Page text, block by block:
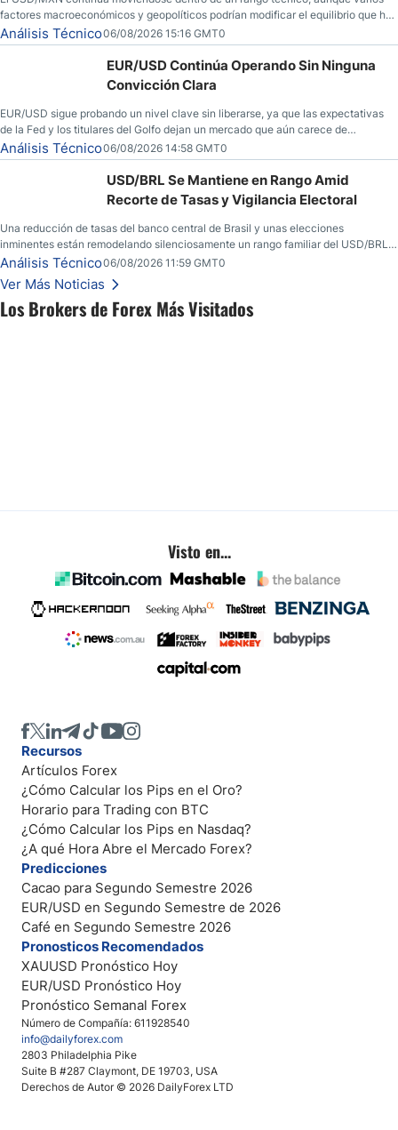
Los Brokers de Forex Más Visitados
factores macroeconómicos y geopolíticos podrían modificar el equilibrio que ha
dominado al mercado en las últimas semanas.
Análisis Técnico06/08/2026 15:16 GMT0
EUR/USD Continúa Operando Sin Ninguna
Convicción Clara
EUR/USD sigue probando un nivel clave sin liberarse, ya que las expectativas
de la Fed y los titulares del Golfo dejan un mercado que aún carece de
convicción real.
Análisis Técnico06/08/2026 14:58 GMT0
USD/BRL Se Mantiene en Rango Amid
Recorte de Tasas y Vigilancia Electoral
Una reducción de tasas del banco central de Brasil y unas elecciones
inminentes están remodelando silenciosamente un rango familiar del USD/BRL.
Una reducción de tasas por parte del banco central de Brasil y unas elecciones
inminentes están remodelando silenciosamente un rango familiar del USD/BRL.
Esto es lo que los traders están observando a continuación.
Análisis Técnico06/08/2026 11:59 GMT0
Ver Más Noticias
Visto en...
Número de Compañía: 611928540
info@dailyforex.com
2803 Philadelphia Pike
Suite B #287 Claymont, DE 19703, USA
Derechos de Autor © 2026 DailyForex LTD
Recursos
Artículos Forex
¿Cómo Calcular los Pips en el Oro?
Horario para Trading con BTC
¿Cómo Calcular los Pips en Nasdaq?
¿A qué Hora Abre el Mercado Forex?
Predicciones
Cacao para Segundo Semestre 2026
EUR/USD en Segundo Semestre de 2026
Café en Segundo Semestre 2026
Pronosticos Recomendados
XAUUSD Pronóstico Hoy
EUR/USD Pronóstico Hoy
Pronóstico Semanal Forex